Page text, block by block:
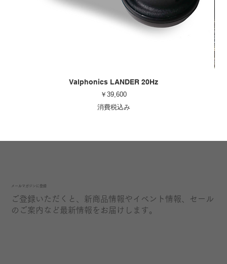
Valphonics LANDER 20Hz
価格
￥39,600
消費税込み
​メールマガジンに登録
ご登録いただくと、新商品情報やイベント情報、セール
のご案内など最新情報をお届けします。